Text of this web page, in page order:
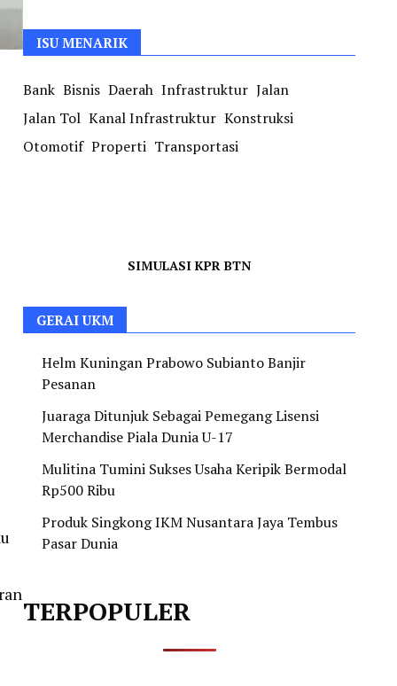
ISU MENARIK
Bank Bisnis Daerah Infrastruktur Jalan
Jalan Tol Kanal Infrastruktur Konstruksi
Otomotif Properti Transportasi
SIMULASI KPR BTN
GERAI UKM
Helm Kuningan Prabowo Subianto Banjir
Pesanan
Juaraga Ditunjuk Sebagai Pemegang Lisensi
Merchandise Piala Dunia U-17
Mulitina Tumini Sukses Usaha Keripik Bermodal
Rp500 Ribu
Produk Singkong IKM Nusantara Jaya Tembus
Pasar Dunia
TERPOPULER